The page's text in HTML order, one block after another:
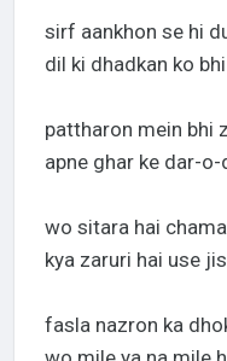
sirf aankhon se hi
dil ki dhadkan ko
pattharon mein bhi
apne ghar ke dar-
wo sitara hai
kya zaruri hai use
fasla nazron ka